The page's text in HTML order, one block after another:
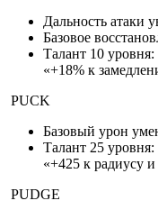
Дальность атаки
Базовое
Талант 10
«+18% к
PUCK
Базовый урон
Талант 25
«+425 к радиусу
PUDGE